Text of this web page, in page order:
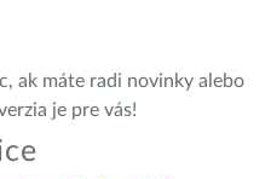
ak máte radi novinky alebo
je pre vás!